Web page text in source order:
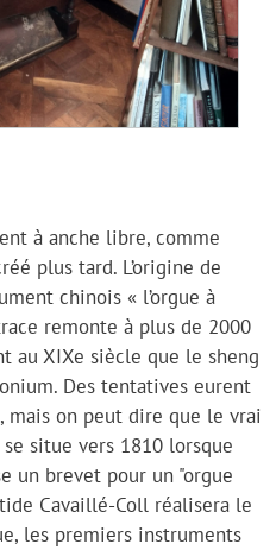
à anche libre, comme
plus tard. L’origine de
chinois « l’orgue à
remonte à plus de 2000
au XIXe siècle que le sheng
Des tentatives eurent
mais on peut dire que le vrai
situe vers 1810 lorsque
un brevet pour un "orgue
Cavaillé-Coll réalisera le
les premiers instruments